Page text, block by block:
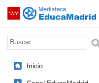
Saltar navegación
Palabra o frase:
Inicio